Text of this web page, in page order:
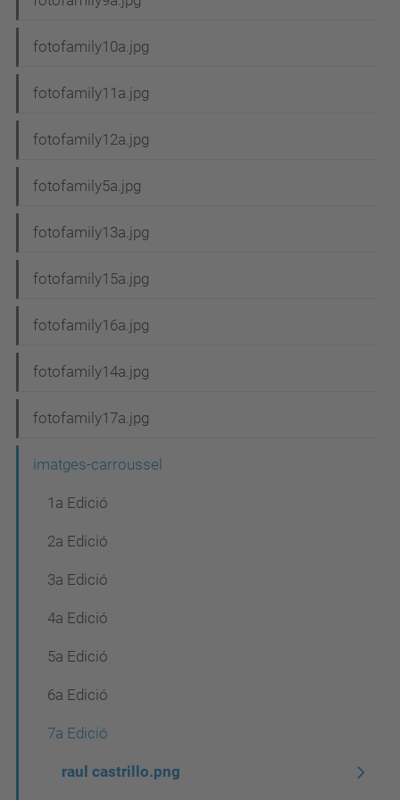
fotofamily10a.jpg
fotofamily11a.jpg
fotofamily12a.jpg
fotofamily5a.jpg
fotofamily13a.jpg
fotofamily15a.jpg
fotofamily16a.jpg
fotofamily14a.jpg
fotofamily17a.jpg
imatges-carroussel
1a Edició
2a Edició
3a Edició
4a Edició
5a Edició
6a Edició
7a Edició
raul castrillo.png